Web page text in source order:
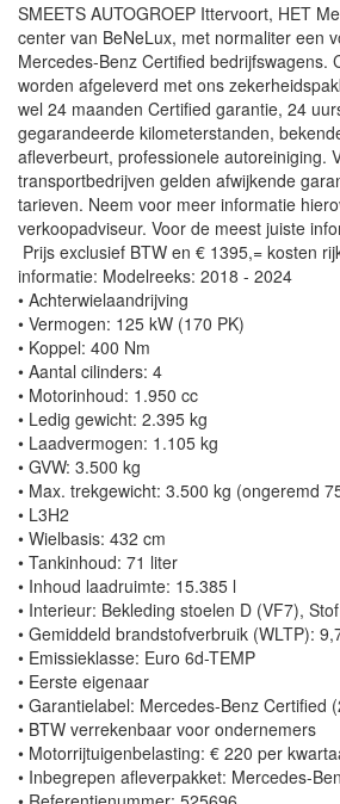
SMEETS AUTOGROEP Ittervoort, HET
center van BeNeLux, met normaliter een
Mercedes-Benz Certified bedrijfswagens.
worden afgeleverd met ons
wel 24 maanden Certified garantie, 24
gegarandeerde kilometerstanden,
afleverbeurt, professionele autoreiniging.
transportbedrijven gelden afwijkende
tarieven. Neem voor meer informatie
verkoopadviseur. Voor de meest juiste
Prijs exclusief BTW en € 1395,= kosten
informatie: Modelreeks: 2018 - 2024
• Achterwielaandrijving
• Vermogen: 125 kW (170 PK)
• Koppel: 400 Nm
• Aantal cilinders: 4
• Motorinhoud: 1.950 cc
• Ledig gewicht: 2.395 kg
• Laadvermogen: 1.105 kg
• GVW: 3.500 kg
• Max. trekgewicht: 3.500 kg (ongeremd
• L3H2
• Wielbasis: 432 cm
• Tankinhoud: 71 liter
• Inhoud laadruimte: 15.385 l
• Interieur: Bekleding stoelen D (VF7), Stof
• Gemiddeld brandstofverbruik (WLTP):
• Emissieklasse: Euro 6d-TEMP
• Eerste eigenaar
• Garantielabel: Mercedes-Benz Certified
• BTW verrekenbaar voor ondernemers
• Motorrijtuigenbelasting: € 220 per
• Inbegrepen afleverpakket: Mercedes-